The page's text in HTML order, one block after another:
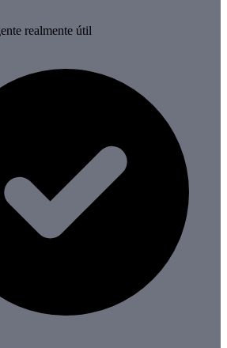
realmente útil